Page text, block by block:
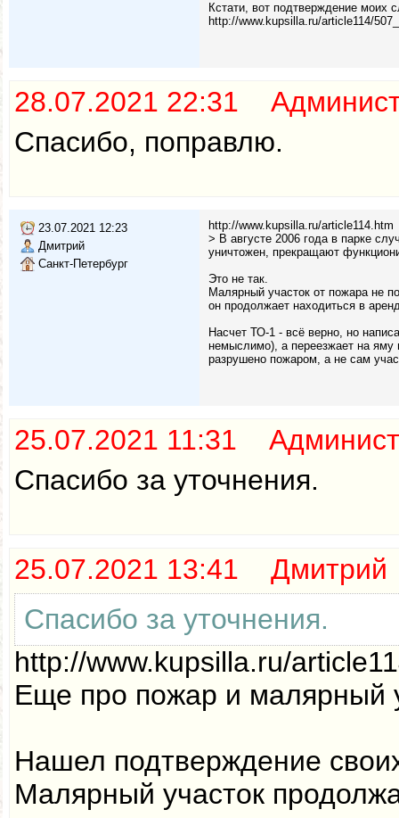
Кстати, вот подтверждение моих
http://www.kupsilla.ru/article114/
28.07.2021 22:31
Спасибо, поправлю.
23.07.2021 12:23
Дмитрий
Санкт-Петербург
http://www.kupsilla.ru/article114.htm
> В августе 2006 года в парке
уничтожен, прекращают
Это не так.
Малярный участок от пожара не
он продолжает находиться в
Насчет ТО-1 - всё верно, но
немыслимо), а переезжает на яму
разрушено пожаром, а не сам
25.07.2021 11:31
Спасибо за уточнения.
25.07.2021 13:41 Дмитрий
Спасибо за уточнения.
http://www.kupsilla.ru/
Еще про пожар и малярный
Нашел подтверждение
Малярный участок